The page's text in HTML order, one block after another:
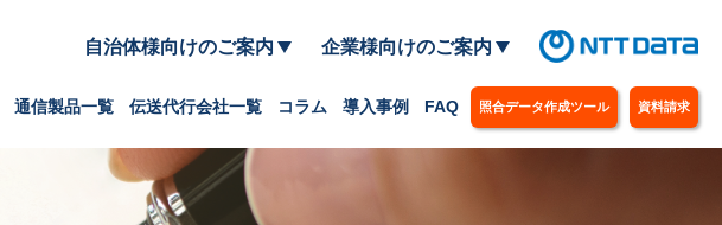
自治体様向けのご案内 企業様向けのご案内
通信製品一覧 伝送代行会社一覧 コラム 導入事例 FAQ 照合データ作成ツール 資料請求